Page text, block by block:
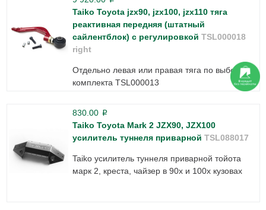
Taiko Toyota jzx90, jzx100, jzx110 тяга
реактивная передняя (штатный
сайлентблок) с регулировкой TSL000018
right
Отдельно левая или правая тяга по выбору из
комплекта TSL000013
830.00 p
Taiko Toyota Mark 2 JZX90, JZX100
усилитель туннеля приварной TSL088017
Taiko усилитель туннеля приварной тойота
марк 2, креста, чайзер в 90х и 100х кузовах